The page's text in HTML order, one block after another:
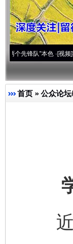
”本色·[视频]牢记初心使
首页 » 公众论
学
近